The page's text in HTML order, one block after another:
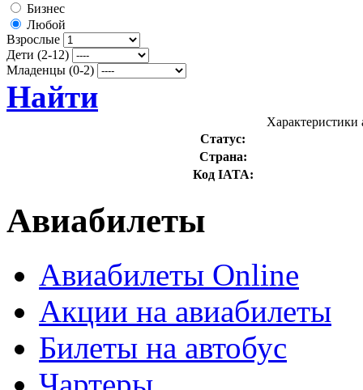
Бизнес
Любой
Взрослые
Дети (2-12)
Младенцы (0-2)
Найти
Статус:
Страна:
Код IATA:
Авиабилеты
Авиабилеты Online
Акции на авиабилеты
Билеты на автобус